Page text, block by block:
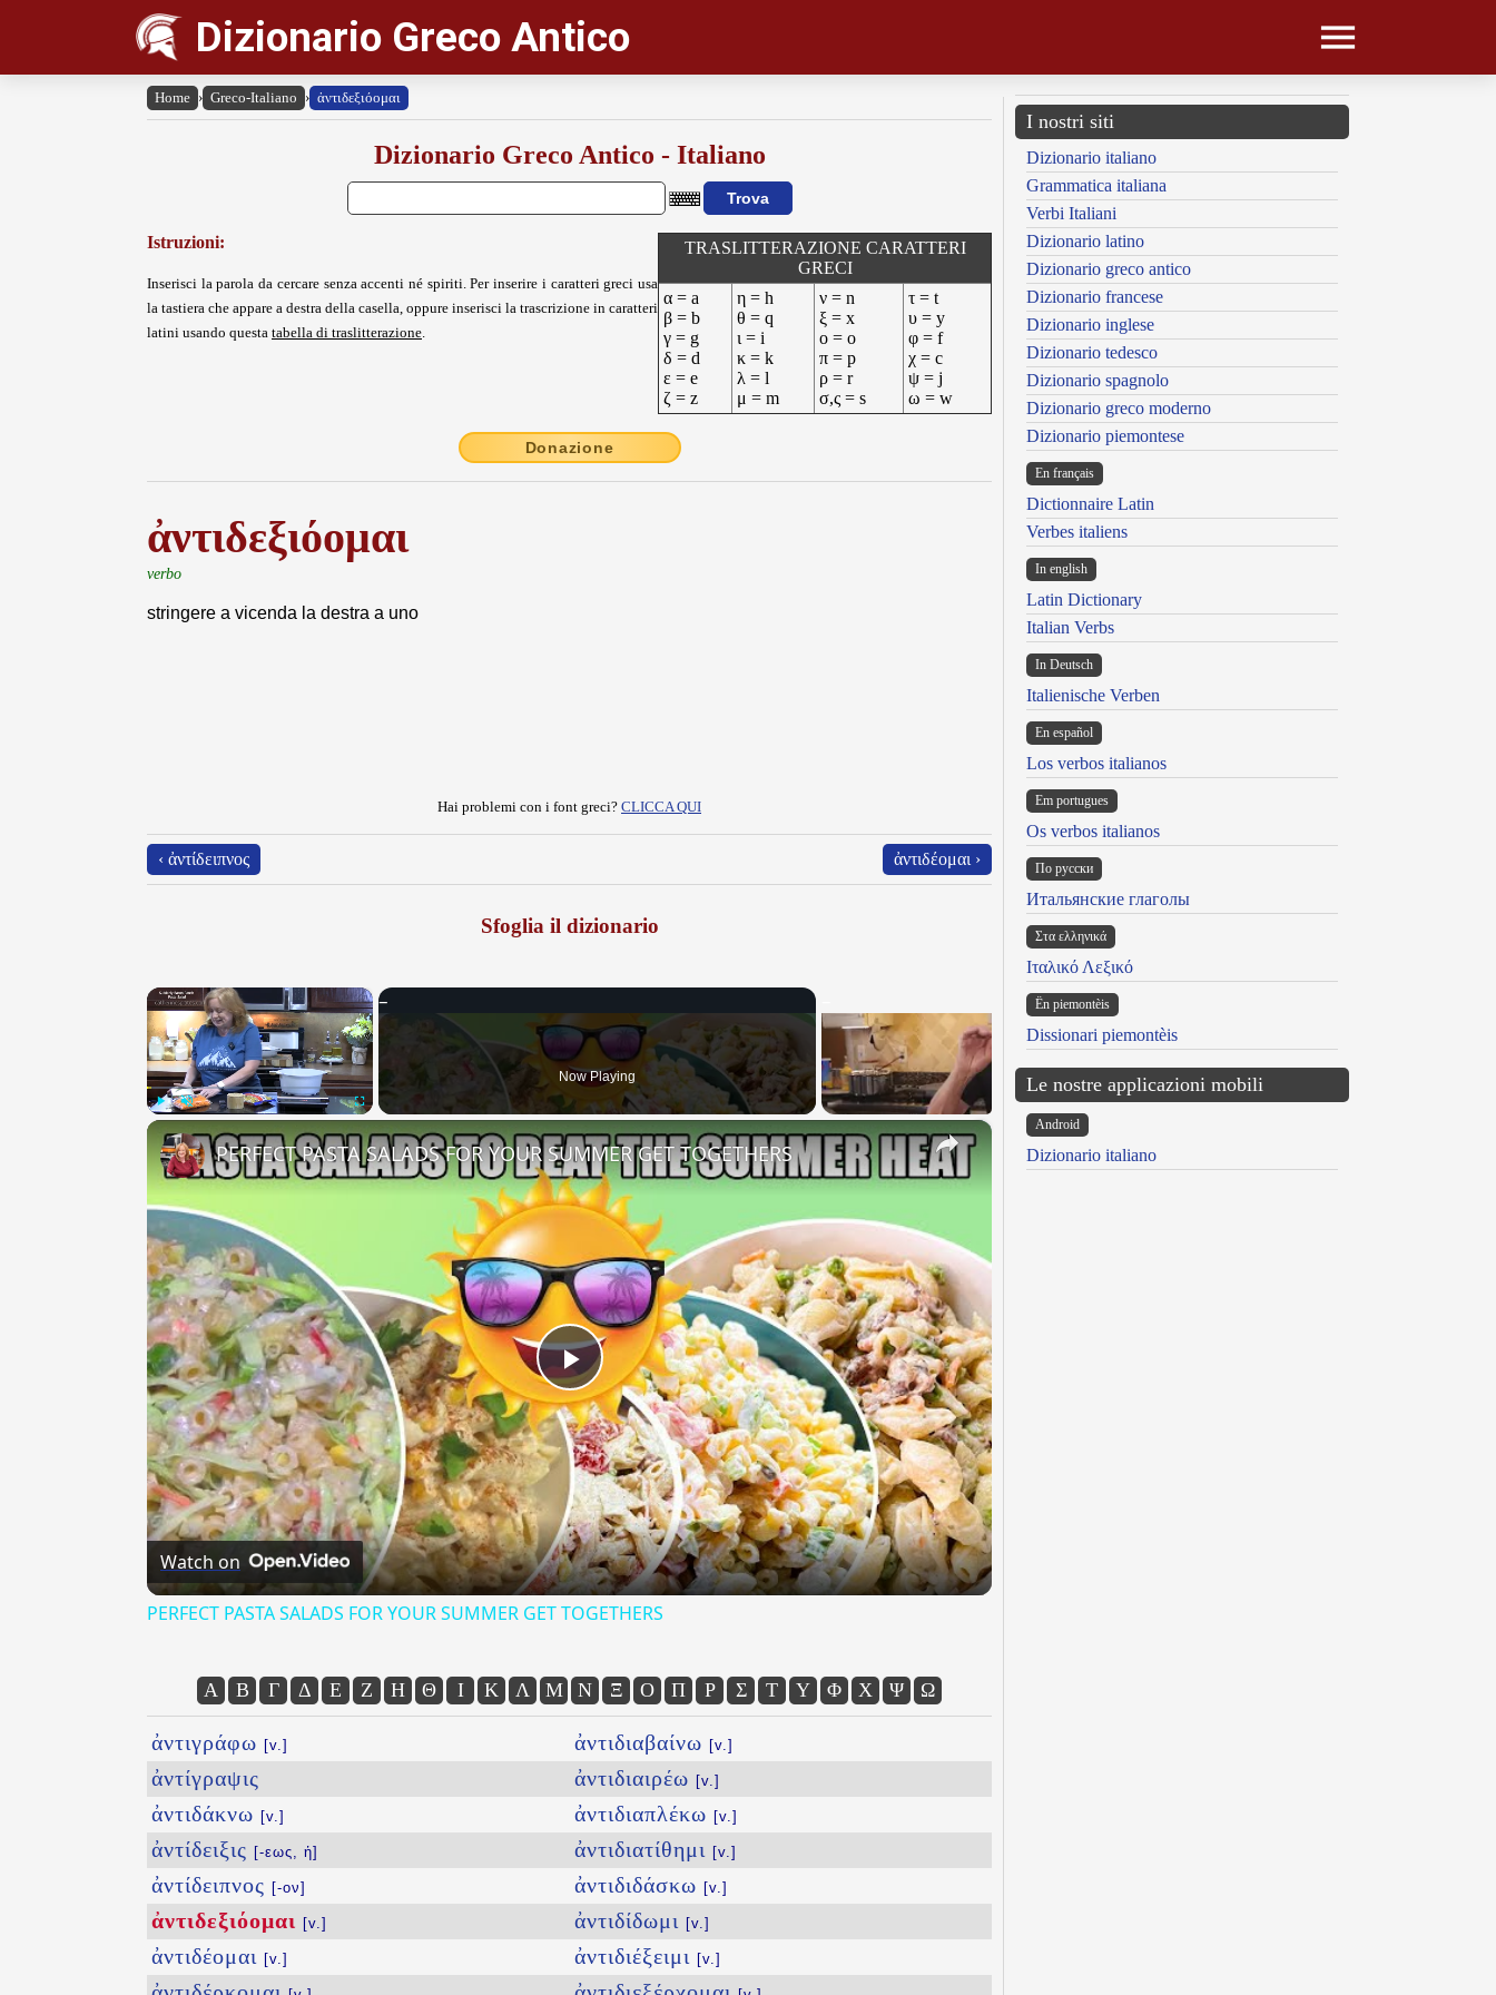
Dizionario Greco Antico
Home › Greco-Italiano › ἀντιδεξιόομαι
Dizionario Greco Antico - Italiano
Istruzioni:
Inserisci la parola da cercare senza accenti né spiriti. Per inserire i caratteri greci usa
la tastiera che appare a destra della casella, oppure inserisci la trascrizione in caratteri
latini usando questa tabella di traslitterazione.
TRASLITTERAZIONE CARATTERI
GRECI
α = a
β = b
γ = g
δ = d
ε = e
ζ = z
η = h
θ = q
ι = i
κ = k
λ = l
μ = m
ν = n
ξ = x
ο = o
π = p
ρ = r
σ,ς = s
τ = t
υ = y
φ = f
χ = c
ψ = j
ω = w
Donazione
ἀντιδεξιόομαι
verbo
stringere a vicenda la destra a uno
Hai problemi con i font greci? CLICCA QUI
‹ ἀντίδειπνος ἀντιδέομαι ›
Sfoglia il dizionario
×
Now Playing
×
Play
Video
PERFECT PASTA SALADS FOR YOUR SUMMER GET TOGETHERS
Watch on
PERFECT PASTA SALADS FOR YOUR SUMMER GET TOGETHERS
Α Β Γ Δ Ε Ζ Η Θ Ι Κ Λ Μ Ν Ξ Ο Π Ρ Σ Τ Υ Φ Χ Ψ Ω
ἀντιγράφω [v.]
ἀντίγραψις
ἀντιδάκνω [v.]
ἀντίδειξις [-εως, ἡ]
ἀντίδειπνος [-ον]
ἀντιδεξιόομαι [v.]
ἀντιδέομαι [v.]
ἀντιδιαβαίνω [v.]
ἀντιδιαιρέω [v.]
ἀντιδιαπλέκω [v.]
ἀντιδιατίθημι [v.]
ἀντιδιδάσκω [v.]
ἀντιδίδωμι [v.]
ἀντιδιέξειμι [v.]
I nostri siti
Dizionario italiano
Grammatica italiana
Verbi Italiani
Dizionario latino
Dizionario greco antico
Dizionario francese
Dizionario inglese
Dizionario tedesco
Dizionario spagnolo
Dizionario greco moderno
Dizionario piemontese
En français
Dictionnaire Latin
Verbes italiens
In english
Latin Dictionary
Italian Verbs
In Deutsch
Italienische Verben
En español
Los verbos italianos
Em portugues
Os verbos italianos
По русски
Итальянские глаголы
Στα ελληνικά
Ιταλικό Λεξικό
Ën piemontèis
Dissionari piemontèis
Le nostre applicazioni mobili
Android
Dizionario italiano